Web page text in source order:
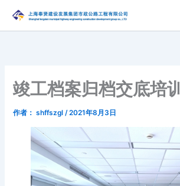
内
竣工档案归档交底培训
作者： shffszgl/2021年8月3日